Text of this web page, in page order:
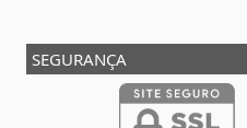
SEGURANÇA